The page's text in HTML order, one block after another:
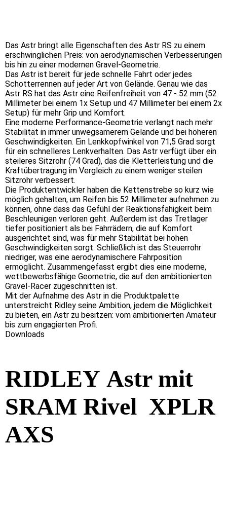
Das Astr bringt alle Eigenschaften des Astr RS zu einem
erschwinglichen Preis: von aerodynamischen Verbesserungen
bis hin zu einer modernen Gravel-Geometrie.
Das Astr ist bereit für jede schnelle Fahrt oder jedes
Schotterrennen auf jeder Art von Gelände. Genau wie das
Astr RS hat das Astr eine Reifenfreiheit von 47 - 52 mm (52
Millimeter bei einem 1x Setup und 47 Millimeter bei einem 2x
Setup) für mehr Grip und Komfort.
Eine moderne Performance-Geometrie verlangt nach mehr
Stabilität in immer unwegsamerem Gelände und bei höheren
Geschwindigkeiten. Ein Lenkkopfwinkel von 71,5 Grad sorgt
für ein schnelleres Lenkverhalten. Das Astr verfügt über ein
steileres Sitzrohr (74 Grad), das die Kletterleistung und die
Kraftübertragung im Vergleich zu einem weniger steilen
Sitzrohr verbessert.
Die Produktentwickler haben die Kettenstrebe so kurz wie
möglich gehalten, um Reifen bis 52 Millimeter aufnehmen zu
können, ohne dass das Gefühl der Reaktionsfähigkeit beim
Beschleunigen verloren geht. Außerdem ist das Tretlager
tiefer positioniert als bei Fahrrädern, die auf Komfort
ausgerichtet sind, was für mehr Stabilität bei hohen
Geschwindigkeiten sorgt. Schließlich ist das Steuerrohr
niedriger, was eine aerodynamischere Fahrposition
ermöglicht. Zusammengefasst ergibt dies eine moderne,
wettbewerbsfähige Geometrie, die auf den ambitionierten
Gravel-Racer zugeschnitten ist.
Mit der Aufnahme des Astr in die Produktpalette
unterstreicht Ridley seine Ambition, jedem die Möglichkeit
zu bieten, ein Astr zu besitzen: vom ambitionierten Amateur
bis zum engagierten Profi.
Downloads
RIDLEY Astr mit
SRAM Rivel XPLR
AXS